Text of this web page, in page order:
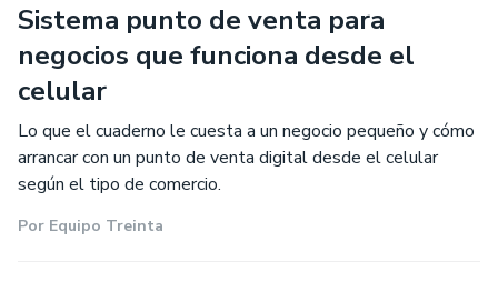
Sistema punto de venta para
negocios que funciona desde el
celular
Lo que el cuaderno le cuesta a un negocio pequeño y cómo
arrancar con un punto de venta digital desde el celular
según el tipo de comercio.
Por Equipo Treinta